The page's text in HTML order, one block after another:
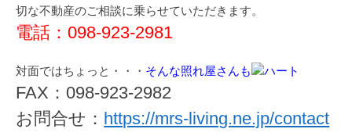
切な不動産のご相談に乗らせていただきます。
電話：098-923-2981
対面ではちょっと・・・ そんな照れ屋さんも
FAX：098-923-2982
お問合せ： https://mrs-living.ne.jp/contact